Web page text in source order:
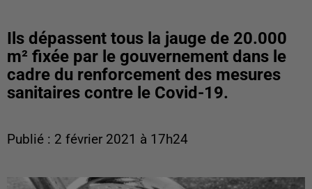
Ils dépassent tous la jauge de 20.000
m² fixée par le gouvernement dans le
cadre du renforcement des mesures
sanitaires contre le Covid-19.
Publié : 2 février 2021 à 17h24